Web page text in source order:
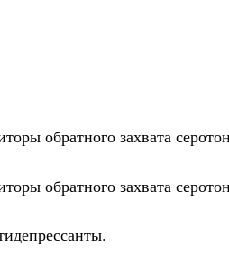
обратного захвата
обратного захвата